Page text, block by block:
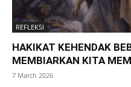
REFLEKSI
HAKIKAT KEHENDAK
MEMBIARKAN KITA
7 March 2026